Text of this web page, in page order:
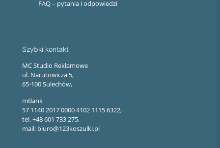
FAQ – pytania i odpowiedzi
Szybki kontakt
MC Studio Reklamowe
ul. Narutowicza 5,
65-100 Sulechów,
mBank
57 1140 2017 0000 4102 1115 6322,
tel. +48 601 733 275,
mail: biuro@123koszulki.pl